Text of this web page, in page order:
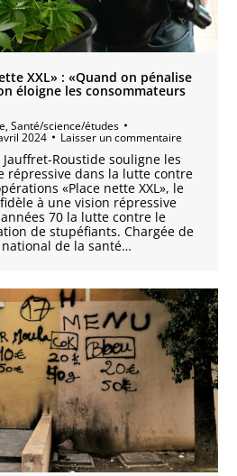
XXL» : «Quand on pénalise
éloigne les consommateurs
,Santé/science/études
2024 Laisser un commentaire
Roustide souligne les
répressive dans la lutte contre
«Place nette XXL», le
à une vision répressive
70 la lutte contre le
de stupéfiants. Chargée de
de la santé…